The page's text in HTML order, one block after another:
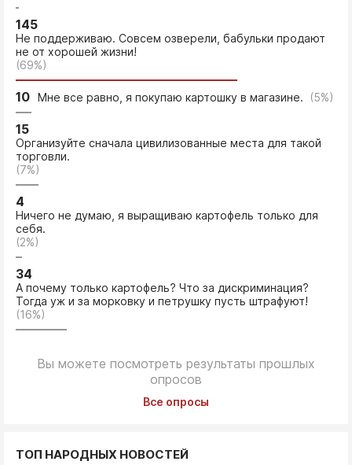
145
Не поддерживаю. Совсем озверели, бабульки продают
не от хорошей жизни!
(69%)
10 Мне все равно, я покупаю картошку в магазине. (5%)
15
Организуйте сначала цивилизованные места для такой
торговли.
(7%)
4
Ничего не думаю, я выращиваю картофель только для
себя.
(2%)
34
А почему только картофель? Что за дискриминация?
Тогда уж и за морковку и петрушку пусть штрафуют!
(16%)
Вы можете посмотреть результаты прошлых
опросов
Все опросы
ТОП НАРОДНЫХ НОВОСТЕЙ